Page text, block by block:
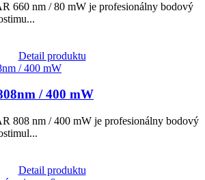
660 nm / 80 mW je profesionálny bodový
Detail produktu
/ 400 mW
808 nm / 400 mW je profesionálny bodový
Detail produktu